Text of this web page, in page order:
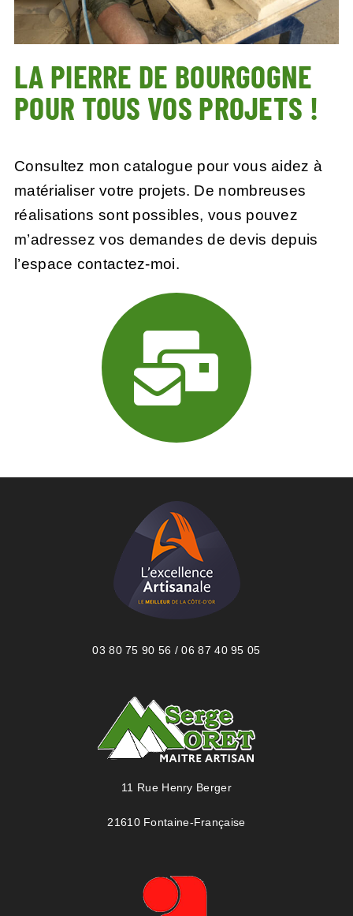
LA PIERRE DE BOURGOGNE
POUR TOUS VOS PROJETS !
Consultez mon catalogue pour vous aidez à
matérialiser votre projets. De nombreuses
réalisations sont possibles, vous pouvez
m’adressez vos demandes de devis depuis
l’espace contactez-moi.
03 80 75 90 56 / 06 87 40 95 05
11 Rue Henry Berger
21610 Fontaine-Française